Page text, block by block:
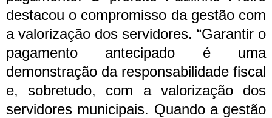
destacou o compromisso da gestão com
a valorização dos servidores. “Garantir o
pagamento antecipado é uma
demonstração da responsabilidade fiscal
e, sobretudo, com a valorização dos
servidores municipais. Quando a gestão